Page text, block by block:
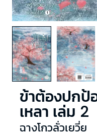
ข้าต้องปก
เหลา เล่ม 2
ฉางโกวลั่วเยวี่ย